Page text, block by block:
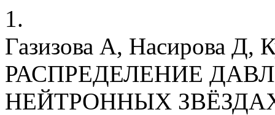
1.
Газизова А, Насирова Д,
РАСПРЕДЕЛЕНИЕ
НЕЙТРОННЫХ